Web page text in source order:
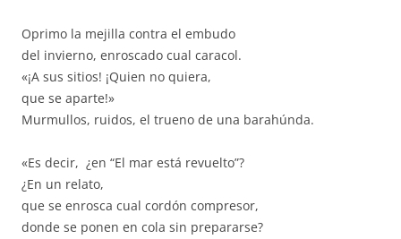
Oprimo la mejilla contra el embudo
del invierno, enroscado cual caracol.
«¡A sus sitios! ¡Quien no quiera,
que se aparte!»
Murmullos, ruidos, el trueno de una barahúnda.
«Es decir, ¿en “El mar está revuelto”?
¿En un relato,
que se enrosca cual cordón compresor,
donde se ponen en cola sin prepararse?